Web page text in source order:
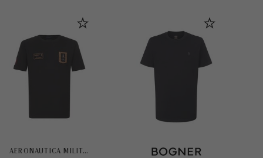
AERONAUTICA MILITARE